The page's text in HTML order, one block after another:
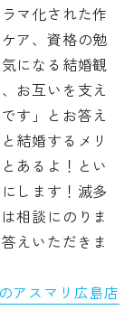
マ化された作
ア、資格の勉
になる結婚観
お互いを支え
す」とお答え
結婚するメリ
あるよ！とい
します！滅多
相談にのりま
えいただきま
アスマリ広島店